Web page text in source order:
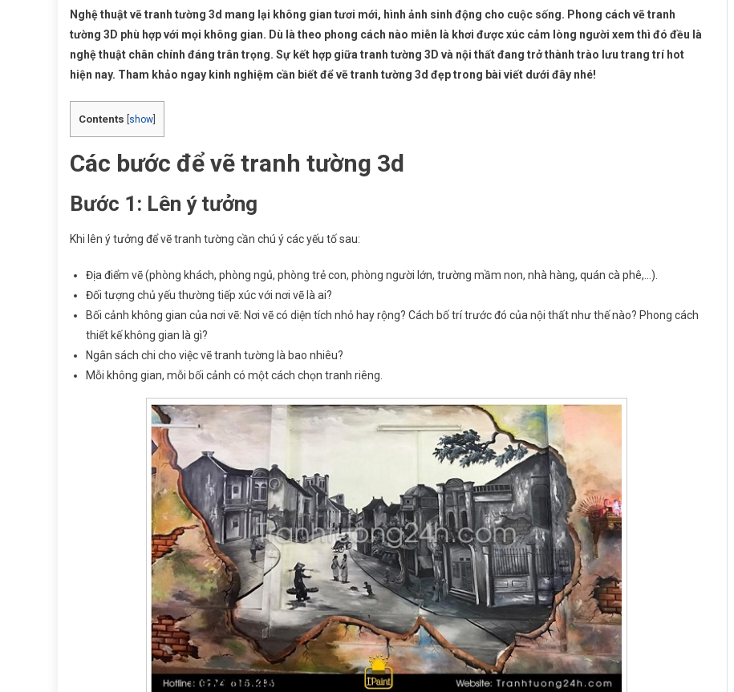
Nghệ thuật vẽ tranh tường 3d mang lại không gian tươi mới, hình ảnh sinh động cho cuộc sống. Phong cách vẽ tranh
tường 3D phù hợp với mọi không gian. Dù là theo phong cách nào miễn là khơi được xúc cảm lòng người xem thì đó đều là
nghệ thuật chân chính đáng trân trọng. Sự kết hợp giữa tranh tường 3D và nội thất đang trở thành trào lưu trang trí hot
hiện nay. Tham khảo ngay kinh nghiệm cần biết để vẽ tranh tường 3d đẹp trong bài viết dưới đây nhé!
Contents show
Các bước để vẽ tranh tường 3d
Bước 1: Lên ý tưởng
Khi lên ý tưởng để vẽ tranh tường cần chú ý các yếu tố sau:
Địa điểm vẽ (phòng khách, phòng ngủ, phòng trẻ con, phòng người lớn, trường mầm non, nhà hàng, quán cà phê,…).
Đối tượng chủ yếu thường tiếp xúc với nơi vẽ là ai?
Bối cảnh không gian của nơi vẽ: Nơi vẽ có diện tích nhỏ hay rộng? Cách bố trí trước đó của nội thất như thế nào? Phong cách
thiết kế không gian là gì?
Ngân sách chi cho việc vẽ tranh tường là bao nhiêu?
Mỗi không gian, mỗi bối cảnh có một cách chọn tranh riêng.